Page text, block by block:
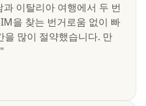
이탈리아 여행에서 두 번
을 찾는 번거로움 없이 빠
을 많이 절약했습니다. 만